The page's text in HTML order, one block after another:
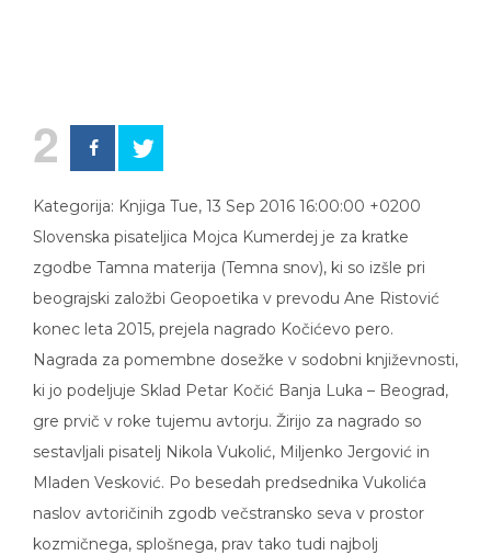
2
Kategorija: Knjiga Tue, 13 Sep 2016 16:00:00 +0200
Slovenska pisateljica Mojca Kumerdej je za kratke
zgodbe Tamna materija (Temna snov), ki so izšle pri
beograjski založbi Geopoetika v prevodu Ane Ristović
konec leta 2015, prejela nagrado Kočićevo pero.
Nagrada za pomembne dosežke v sodobni književnosti,
ki jo podeljuje Sklad Petar Kočić Banja Luka – Beograd,
gre prvič v roke tujemu avtorju. Žirijo za nagrado so
sestavljali pisatelj Nikola Vukolić, Miljenko Jergović in
Mladen Vesković. Po besedah predsednika Vukolića
naslov avtoričinih zgodb večstransko seva v prostor
kozmičnega, splošnega, prav tako tudi najbolj